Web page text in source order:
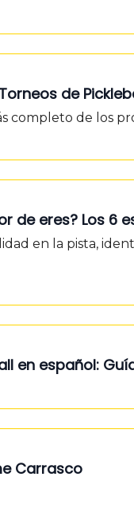
de
completo de los
de eres? Los 6
en la pista,
en español:
Carrasco